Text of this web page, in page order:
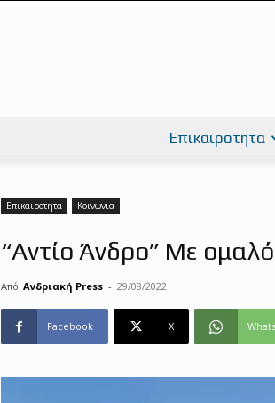
Επικαιροτητα
Επικαιροτητα Κοινωνια
“Αντίο Άνδρο” Με
Από Ανδριακή Press - 29/08/2022
Facebook X